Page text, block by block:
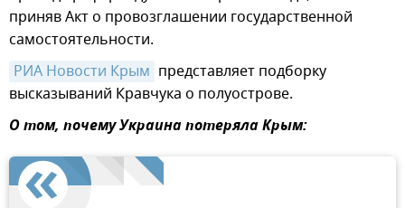
приняв Акт о провозглашении государственной
самостоятельности.
РИА Новости Крым представляет подборку
высказываний Кравчука о полуострове.
О том, почему Украина потеряла Крым: